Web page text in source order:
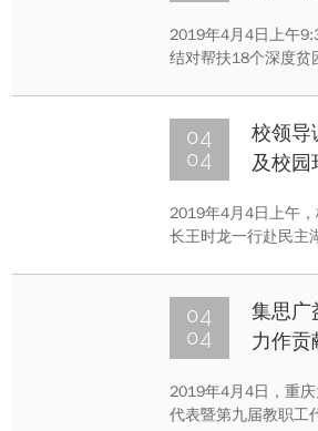
会在重
​2019年4月4日上午
结对帮扶18个深度贫
任马岱良，重庆大
议，市委教育工委专
04
04
校领导
及校园
2019年4月4日上午
长王时龙一行赴民主
04
04
集思广
力作贡
2019年4月4日，重
代表暨第九届教职工